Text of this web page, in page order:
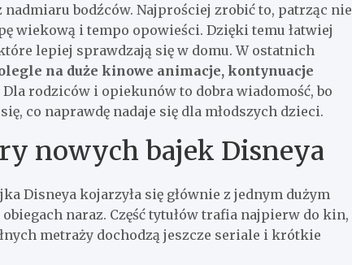
bodźców. Najprościej zrobić to, patrząc nie
wiekową i tempo opowieści. Dzięki temu łatwiej
lepiej sprawdzają się w domu. W ostatnich
na duże kinowe animacje, kontynuacje
Dla rodziców i opiekunów to dobra wiadomość, bo
co naprawdę nadaje się dla młodszych dzieci.
nowych bajek Disneya
Disneya kojarzyła się głównie z jednym dużym
naraz. Część tytułów trafia najpierw do kin,
metraży dochodzą jeszcze seriale i krótkie